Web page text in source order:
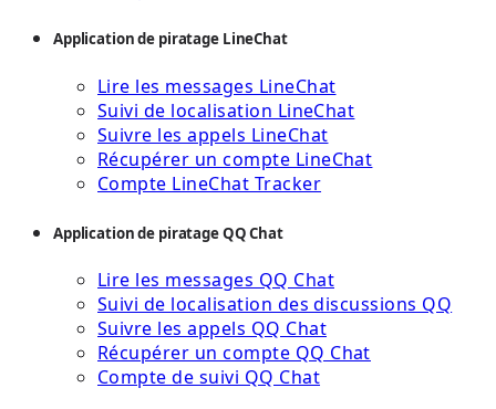
Application de piratage LineChat
Lire les messages LineChat
Suivi de localisation LineChat
Suivre les appels LineChat
Récupérer un compte LineChat
Compte LineChat Tracker
Application de piratage QQ Chat
Lire les messages QQ Chat
Suivi de localisation des discussions QQ
Suivre les appels QQ Chat
Récupérer un compte QQ Chat
Compte de suivi QQ Chat